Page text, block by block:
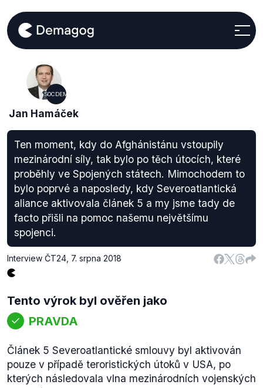
SOCDEM
Jan Hamáček
Ten moment, kdy do Afghánistánu vstoupily
mezinárodní síly, tak bylo po těch útocích, které
proběhly ve Spojených státech. Mimochodem to
bylo poprvé a naposledy, kdy Severoatlantická
aliance aktivovala článek 5 a my jsme tady de
facto přišli na pomoc našemu největšímu
spojenci.
Interview ČT24 7. srpna 2018
Tento výrok byl ověřen jako
PRAVDA
Článek 5 Severoatlantické smlouvy byl aktivován
pouze v případě teroristických útoků v USA, po
kterých následovala vlna mezinárodních vojenských